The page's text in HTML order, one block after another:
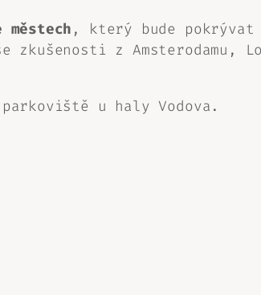
, který bude
z Amsterodamu,
u haly Vodova.